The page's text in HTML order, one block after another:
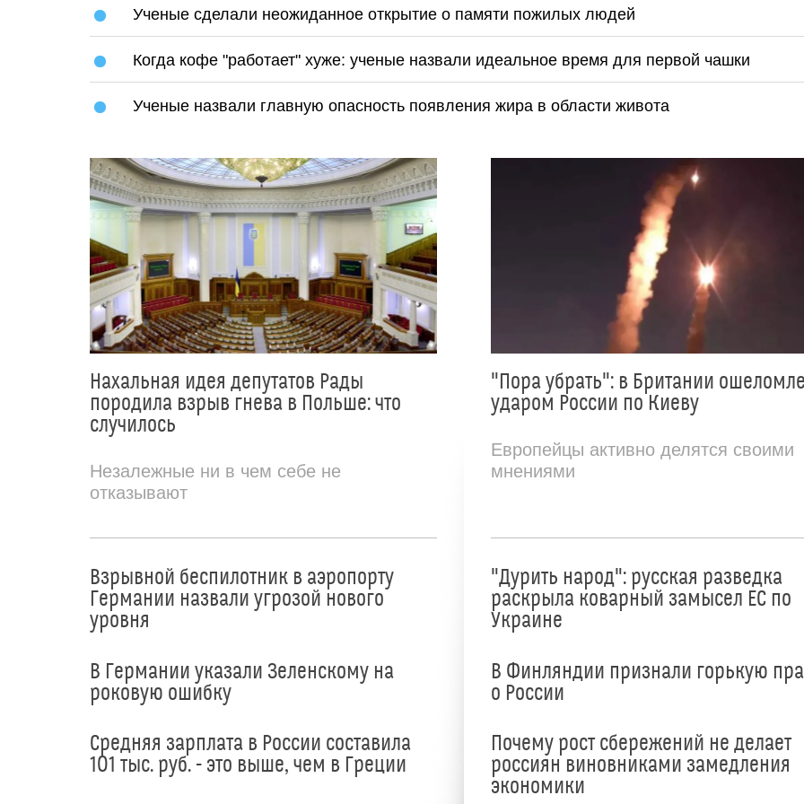
Ученые сделали неожиданное открытие о памяти пожилых людей
Когда кофе "работает" хуже: ученые назвали идеальное время для первой чашки
Ученые назвали главную опасность появления жира в области живота
Нахальная идея депутатов Рады
породила взрыв гнева в Польше: что
случилось
Незалежные ни в чем себе не
отказывают
Взрывной беспилотник в аэропорту
Германии назвали угрозой нового
уровня
В Германии указали Зеленскому на
роковую ошибку
Средняя зарплата в России составила
101 тыс. руб. - это выше, чем в Греции
"Пора убрать": в Британии
ударом России по Киеву
Европейцы активно делятся своими
мнениями
"Дурить народ": русская разведка
раскрыла коварный замысел ЕС по
Украине
В Финляндии признали горькую
о России
Почему рост сбережений не делает
россиян виновниками замедления
экономики